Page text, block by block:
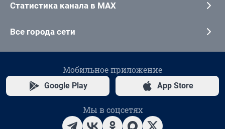
Статистика канала в MAX
Все города сети
Мобильное приложение
Google Play App Store
Мы в соцсетях